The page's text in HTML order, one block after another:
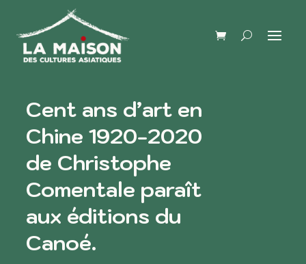
Cent ans d’art en
Chine 1920-2020
de Christophe
Comentale paraît
aux éditions du
Canoé.